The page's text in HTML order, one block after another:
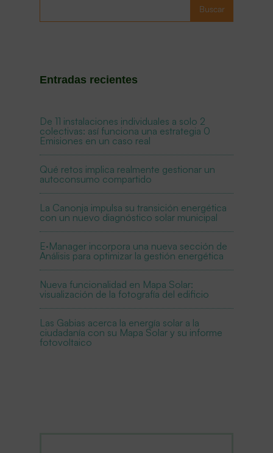
Buscar
Entradas recientes
De 11 instalaciones individuales a solo 2
colectivas: así funciona una estrategia 0
Emisiones en un caso real
Qué retos implica realmente gestionar un
autoconsumo compartido
La Canonja impulsa su transición energética
con un nuevo diagnóstico solar municipal
E·Manager incorpora una nueva sección de
Análisis para optimizar la gestión energética
Nueva funcionalidad en Mapa Solar:
visualización de la fotografía del edificio
Las Gabias acerca la energía solar a la
ciudadanía con su Mapa Solar y su informe
fotovoltaico